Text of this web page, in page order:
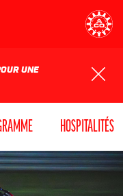
UNE
HOSPITALITÉS
24